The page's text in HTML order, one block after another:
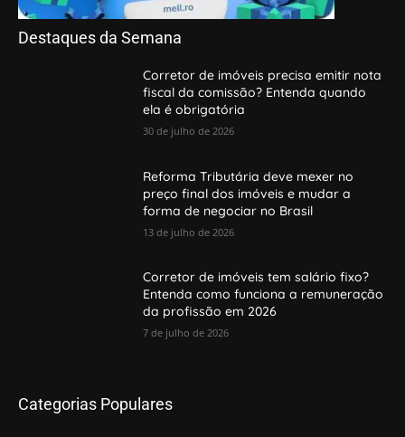
Destaques da Semana
Corretor de imóveis precisa emitir nota
fiscal da comissão? Entenda quando
ela é obrigatória
30 de julho de 2026
Reforma Tributária deve mexer no
preço final dos imóveis e mudar a
forma de negociar no Brasil
13 de julho de 2026
Corretor de imóveis tem salário fixo?
Entenda como funciona a remuneração
da profissão em 2026
7 de julho de 2026
Categorias Populares